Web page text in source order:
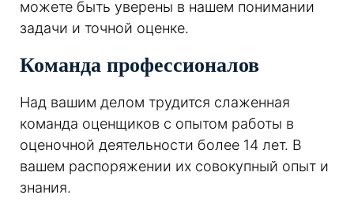
можете быть уверены в нашем понимании
задачи и точной оценке.
Команда профессионалов
Над вашим делом трудится слаженная
команда оценщиков с опытом работы в
оценочной деятельности более 14 лет. В
вашем распоряжении их совокупный опыт и
знания.